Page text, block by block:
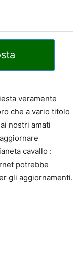
veramente
che a vario titolo
nostri amati
cavallo :
potrebbe
gli aggiornamenti.